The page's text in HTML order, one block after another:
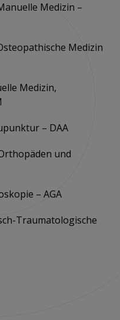
Medizin –
Medizin
Medizin,
– DAA
und
– AGA
Traumatologische